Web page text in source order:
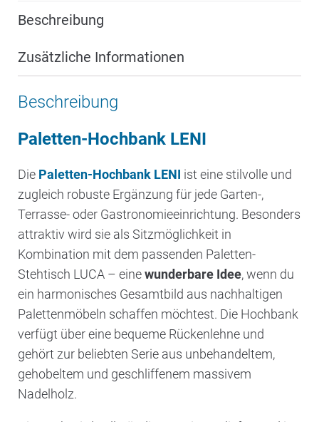
Beschreibung
Zusätzliche Informationen
Beschreibung
Paletten-Hochbank LENI
Die Paletten-Hochbank LENI ist eine stilvolle und
zugleich robuste Ergänzung für jede Garten-,
Terrasse- oder Gastronomieeinrichtung. Besonders
attraktiv wird sie als Sitzmöglichkeit in
Kombination mit dem passenden Paletten-
Stehtisch LUCA – einewunderbare Idee, wenn du
ein harmonisches Gesamtbild aus nachhaltigen
Palettenmöbeln schaffen möchtest. Die Hochbank
verfügt über eine bequeme Rückenlehne und
gehört zur beliebten Serie aus unbehandeltem,
gehobeltem und geschliffenem massivem
Nadelholz.